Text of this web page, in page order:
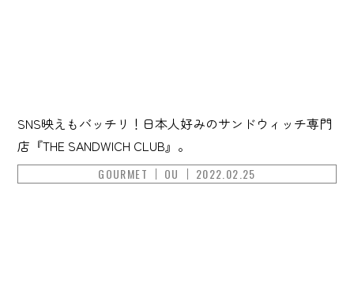
SNS映えもバッチリ！日本人好みのサンドウィッチ専門
店『THE SANDWICH CLUB』。
GOURMET OU 2022.02.25